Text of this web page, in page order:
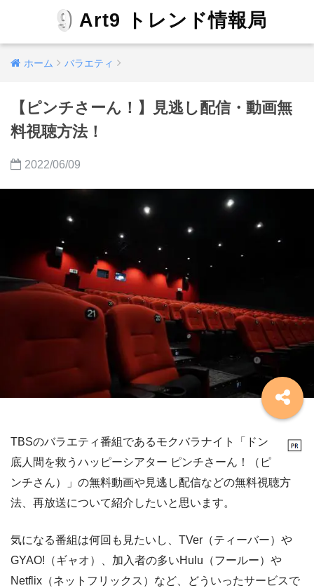
Art9 トレンド情報局
ホーム バラエティ
【ピンチさーん！】見逃し配信・動画無
料視聴方法！
2022/06/09
TBSのバラエティ番組であるモクバラナイト「ドン
底人間を救うハッピーシアター ピンチさーん！（ピ
ンチさん）」の無料動画や見逃し配信などの無料視聴方
法、再放送について紹介したいと思います。
気になる番組は何回も見たいし、TVer（ティーバー）や
GYAO!（ギャオ）、加入者の多いHulu（フールー）や
Netflix（ネットフリックス）など、どういったサービスで